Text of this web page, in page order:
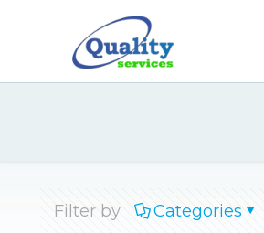
Filter by Categories